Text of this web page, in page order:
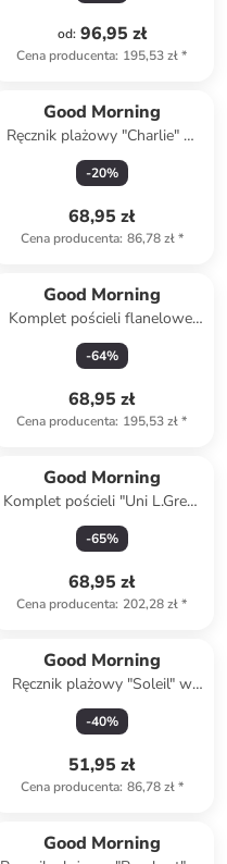
od: 96,95 zł
Cena producenta: 195,53 zł*
Good Morning
Ręcznik plażowy "Charlie" w
kolorze turkusowo-zielono-
fioletowym
-20%
68,95 zł
Cena producenta: 86,78 zł*
Good Morning
Komplet pościeli flanelowej
"Pengu" w kolorze błękitnym
-64%
68,95 zł
Cena producenta: 195,53 zł*
Good Morning
Komplet pościeli "Uni L.Grey"
w kolorze jasnoszarym
-65%
68,95 zł
Cena producenta: 202,28 zł*
Good Morning
Ręcznik plażowy "Soleil" w
kolorze turkusowo-żółtym
-40%
51,95 zł
Cena producenta: 86,78 zł*
Good Morning